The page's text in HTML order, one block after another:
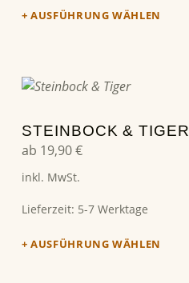
AUSFÜHRUNG WÄHLEN
STEINBOCK & TIGER
ab 19,90€
inkl. MwSt.
Lieferzeit: 5-7 Werktage
AUSFÜHRUNG WÄHLEN
Dieses Produkt weist mehrere Varianten auf. Die Optionen können auf der Produktseite gewählt werden